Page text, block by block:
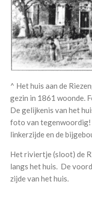
^ Het huis aan de
gezin in 1861 woonde.
De gelijkenis van het
foto van tegenwoordig!
linkerzijde en de
Het riviertje (sloot) de
langs het huis. De
zijde van het huis.